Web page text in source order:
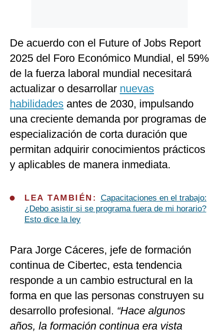
De acuerdo con el Future of Jobs Report
2025 del Foro Económico Mundial, el 59%
de la fuerza laboral mundial necesitará
actualizar o desarrollar nuevas
habilidades antes de 2030, impulsando
una creciente demanda por programas de
especialización de corta duración que
permitan adquirir conocimientos prácticos
y aplicables de manera inmediata.
L EA TAMBIÉN: Capacitaciones en el trabajo:
¿Debo asistir si se programa fuera de mi horario?
Esto dice la ley
Para Jorge Cáceres, jefe de formación
continua de Cibertec, esta tendencia
responde a un cambio estructural en la
forma en que las personas construyen su
desarrollo profesional. “Hace algunos
años, la formación continua era vista